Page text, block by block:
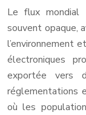
Le flux
souvent opaque,
l’environnement
électroniques
exportée vers
réglementations
où les